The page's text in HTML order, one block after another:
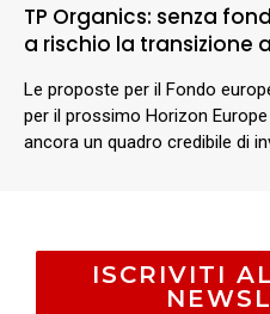
TP Organics: senza
a rischio la transizione
Le proposte per il Fondo
per il prossimo Horizon
ancora un quadro credibile di
ISCRIVITI